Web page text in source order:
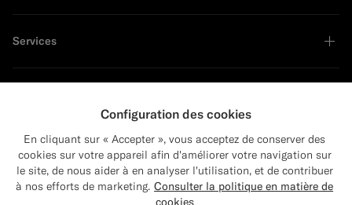
Services
Leader en développement durable Close
Expédition vers : États-Unis ?
Mettez à jour votre adresse pour voir les
Configuration des cookies
En cliquant sur « Accepter », vous acceptez de conserver des
cookies sur votre appareil afin d'améliorer votre navigation sur
le site, de nous aider à en analyser l'utilisation, et de contribuer
à nos efforts de marketing. Consulter la politique en matière de
cookies